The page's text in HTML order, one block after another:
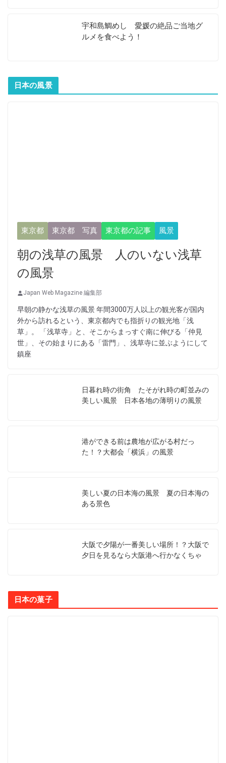
宇和島鯛めし 愛媛の絶品ご当地グ
ルメを食べよう！
日本の風景
東京都 東京都 写真 東京都の記事 風景
朝の浅草の風景 人のいない浅草
の風景
Japan Web Magazine 編集部
早朝の静かな浅草の風景 年間3000万人以上の観光客が国内
外から訪れるという、東京都内でも指折りの観光地「浅
草」。 「浅草寺」と、そこからまっすぐ南に伸びる「仲見
世」、その始まりにある「雷門」、浅草寺に並ぶようにして
鎮座
日暮れ時の街角 たそがれ時の町並みの
美しい風景 日本各地の薄明りの風景
港ができる前は農地が広がる村だっ
た！？大都会「横浜」の風景
美しい夏の日本海の風景 夏の日本海の
ある景色
大阪で夕陽が一番美しい場所！？大阪で
夕日を見るなら大阪港へ行かなくちゃ
日本の菓子